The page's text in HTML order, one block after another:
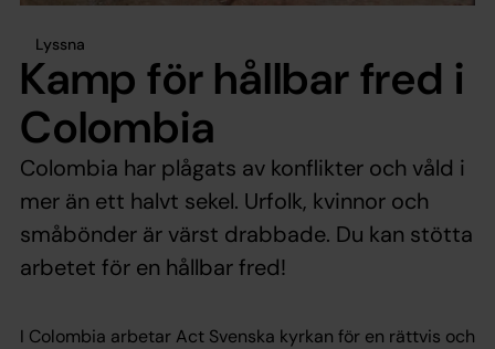
Lyssna
Kamp för hållbar fred i
Colombia
Colombia har plågats av konflikter och våld i
mer än ett halvt sekel. Urfolk, kvinnor och
småbönder är värst drabbade. Du kan stötta
arbetet för en hållbar fred!
I Colombia arbetar Act Svenska kyrkan för en rättvis och